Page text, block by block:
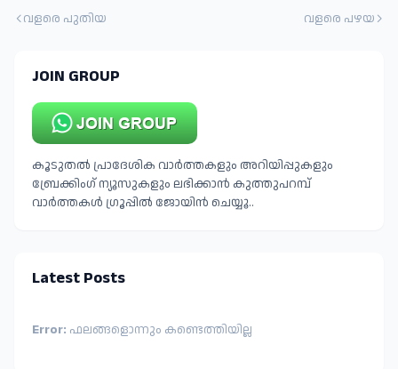
വളരെ പുതിയ വളരെ പഴയ
JOIN GROUP
കൂടുതൽ പ്രാദേശിക വാർത്തകളും അറിയിപ്പുകളും
ബ്രേക്കിംഗ് ന്യൂസുകളും ലഭിക്കാൻ കുത്തുപറമ്പ്
വാർത്തകൾ ഗ്രൂപ്പിൽ ജോയിൻ ചെയ്യൂ..
Latest Posts
Error: ഫലങ്ങളൊന്നും കണ്ടെത്തിയില്ല